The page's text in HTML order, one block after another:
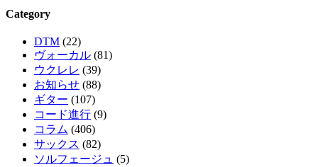
Category
DTM (22)
ヴォーカル (81)
ウクレレ (39)
お知らせ (88)
ギター (107)
コード進行 (9)
コラム (406)
サックス (82)
ソルフェージュ (5)